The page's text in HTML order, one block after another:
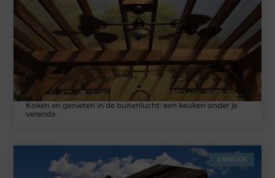
Koken en genieten in de buitenlucht: een keuken onder je
veranda
ZAKELIJK